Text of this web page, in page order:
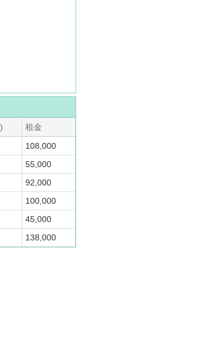
租金
108,000
55,000
92,000
100,000
45,000
138,000